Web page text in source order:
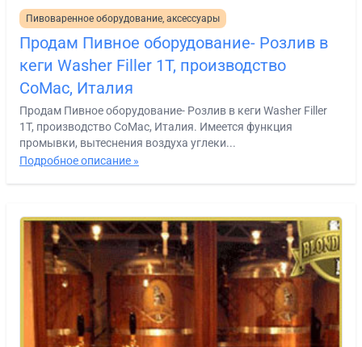
Пивоваренное оборудование, аксессуары
Продам Пивное оборудование- Розлив в
кеги Washer Filler 1T, производство
CoMac, Италия
Продам Пивное оборудование- Розлив в кеги Washer Filler
1T, производство CoMac, Италия. Имеется функция
промывки, вытеснения воздуха углеки...
Подробное описание »